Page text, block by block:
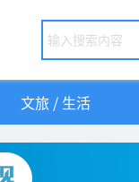
文旅 / 生活